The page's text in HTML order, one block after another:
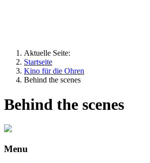
Aktuelle Seite:
Startseite
Kino für die Ohren
Behind the scenes
Behind the scenes
Menu